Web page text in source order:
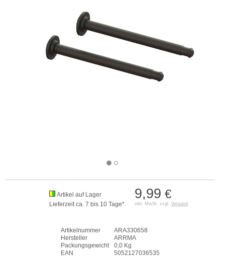
9,99 €
inkl. MwSt. zzgl. Versand
Artikel auf Lager
Lieferzeit ca. 7 bis 10 Tage*
Artikelnummer
ARA330658
Hersteller
ARRMA
Packungsgewicht
0,0 Kg
EAN
5052127036535